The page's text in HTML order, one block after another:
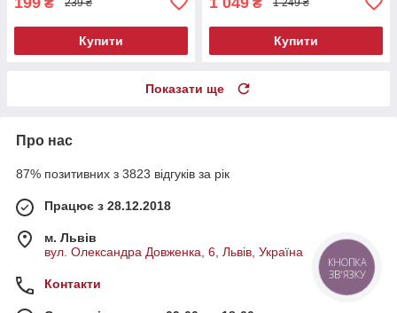
239 ₴
Купити
1 249 ₴
Купити
Показати ще
Про нас
87% позитивних з 3823 відгуків за рік
Працює з 28.12.2018
м. Львів
вул. Олександра Довженка, 6, Львів, Україна
Контакти
КНОПКА
ЗВ'ЯЗКУ